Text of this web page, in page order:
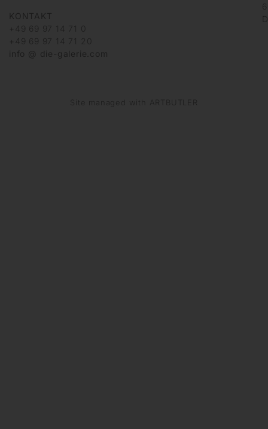
KONTAKT
+49 69 97 14 71 0
+49 69 97 14 71 20
info @ die-galerie.com
Site managed with ARTBUTLER